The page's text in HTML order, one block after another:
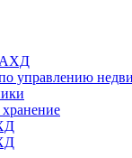
АХД
управлению